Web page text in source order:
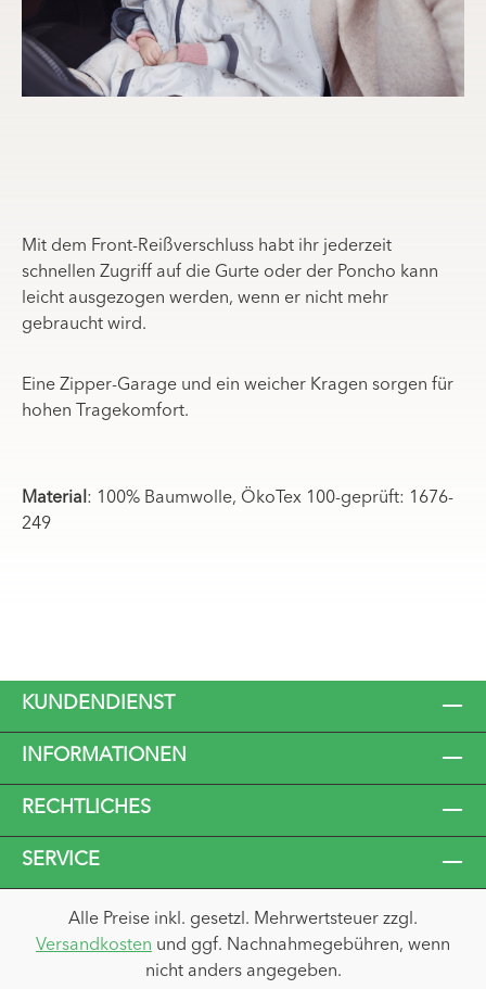
Mit dem Front-Reißverschluss habt ihr jederzeit
schnellen Zugriff auf die Gurte oder der Poncho kann
leicht ausgezogen werden, wenn er nicht mehr
gebraucht wird.
Eine Zipper-Garage und ein weicher Kragen sorgen für
hohen Tragekomfort.
Material: 100% Baumwolle, ÖkoTex 100-geprüft: 1676-
249
KUNDENDIENST
INFORMATIONEN
RECHTLICHES
SERVICE
Alle Preise inkl. gesetzl. Mehrwertsteuer zzgl.
Versandkosten und ggf. Nachnahmegebühren, wenn
nicht anders angegeben.